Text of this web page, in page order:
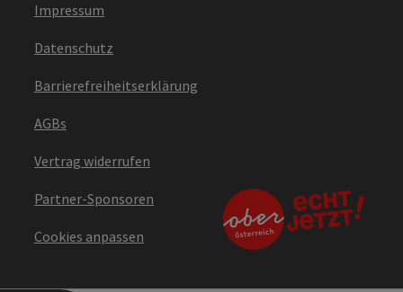
Impressum
Datenschutz
Barrierefreiheitserklärung
AGBs
Vertrag widerrufen
Partner-Sponsoren
Cookies anpassen